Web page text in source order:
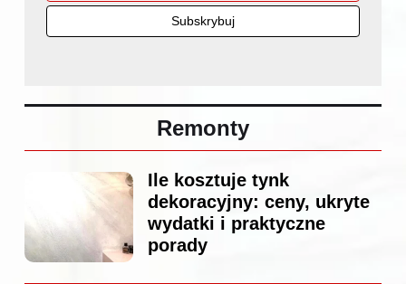
Remonty
Ile kosztuje tynk
dekoracyjny: ceny, ukryte
wydatki i praktyczne
porady